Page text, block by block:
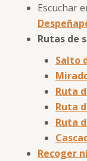
Escuchar
Rutas de
Salto
Ruta
Ruta
Ruta
Recoger